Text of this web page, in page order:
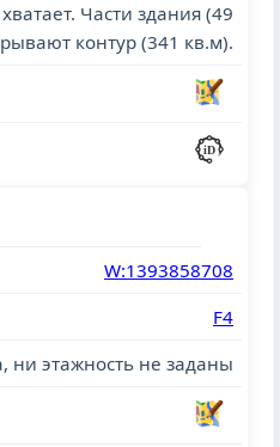
Части здания (49
контур (341 кв.м).
W:1393858708
F4
ни этажность не заданы